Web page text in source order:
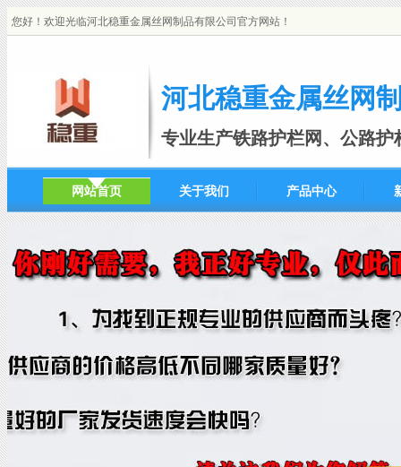
您好！欢迎光临河北稳重金属丝网制品有限公司官方网站！
河北稳重金属丝网
专业生产铁路护栏网、公路护
网站首页 关于我们 产品中心